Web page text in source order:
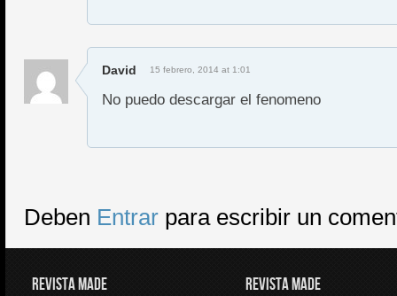
David 15 febrero, 2014 at 1:01
No puedo descargar el fenomeno
Deben Entrar para escribir un
REVISTA MADE REVISTA MADE